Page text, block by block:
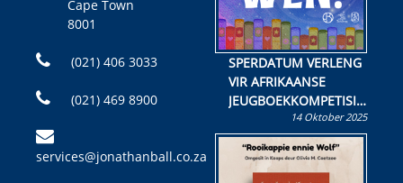
Cape Town
8001
(021) 406 3033
(021) 469 8900
services@jonathanball.co.za
SPERDATUM VERLENG
VIR AFRIKAANSE
JEUGBOEKKOMPETISIE
Skryf ’n jeugboek of
kinderboek en staan ’n
kans om R50 000 te
wen!
14 Oktober 2025